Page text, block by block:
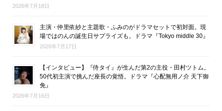
2026年7月18日
主演・仲里依紗と主題歌・ふみのがドラマセットで初対面。現
場ではのんの誕生日サプライズも。ドラマ『Tokyo middle 30』
2026年7月17日
【インタビュー】『侍タイ』が生んだ第2の主役・田村ツトム。
50代初主演で挑んだ座長の覚悟。ドラマ『心配無用ノ介 天下御
免』
2026年7月16日